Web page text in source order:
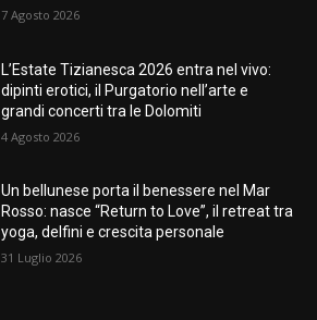
7 Agosto 2026
L’Estate Tizianesca 2026 entra nel vivo:
dipinti erotici, il Purgatorio nell’arte e
grandi concerti tra le Dolomiti
4 Agosto 2026
Un bellunese porta il benessere nel Mar
Rosso: nasce “Return to Love”, il retreat tra
yoga, delfini e crescita personale
31 Luglio 2026